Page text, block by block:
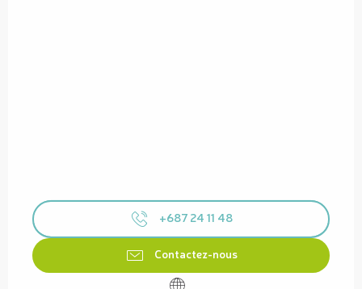
+687 24 11 48
Contactez-nous